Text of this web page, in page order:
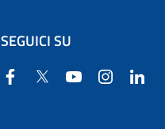
SEGUICI SU
Facebook
Twitter YouTube Instagram